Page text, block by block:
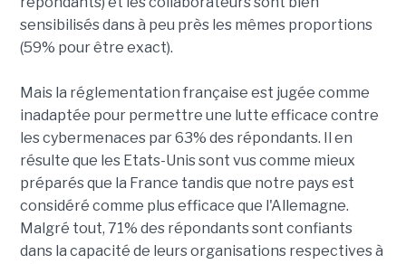
sensibilisés dans à peu près les mêmes proportions
(59% pour être exact).
Mais la réglementation française est jugée comme
inadaptée pour permettre une lutte efficace contre
les cybermenaces par 63% des répondants. Il en
résulte que les Etats-Unis sont vus comme mieux
préparés que la France tandis que notre pays est
considéré comme plus efficace que l'Allemagne.
Malgré tout, 71% des répondants sont confiants
dans la capacité de leurs organisations respectives à